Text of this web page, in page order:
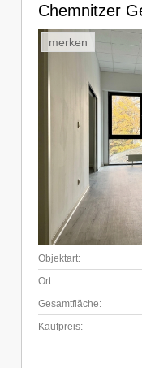
Chemnitzer
merken
Objektart:
Ort:
Gesamtfläche:
Kaufpreis: